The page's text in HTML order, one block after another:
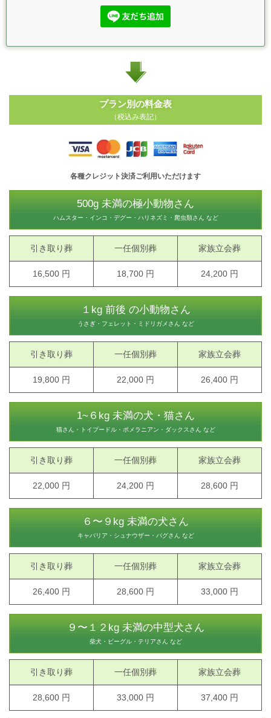
プラン別の料金表
（税込み表記）
各種クレジット決済ご利用いただけます
500g 未満の極小動物さん
ハムスター・インコ・デグー・ハリネズミ・爬虫類さん など
引き取り葬 一任個別葬 家族立会葬
16,500 円 18,700 円 24,200 円
１kg 前後 の小動物さん
うさぎ・フェレット・ミドリガメさん など
引き取り葬 一任個別葬 家族立会葬
19,800 円 22,000 円 26,400 円
1~６kg 未満の犬・猫さん
猫さん・トイプードル・ポメラニアン・ダックスさん など
引き取り葬 一任個別葬 家族立会葬
22,000 円 24,200 円 28,600 円
６〜９kg 未満の犬さん
キャバリア・シュナウザー・パグさん など
引き取り葬 一任個別葬 家族立会葬
26,400 円 28,600 円 33,000 円
９〜１２kg 未満の中型犬さん
柴犬・ビーグル・テリアさん など
引き取り葬 一任個別葬 家族立会葬
28,600 円 33,000 円 37,400 円